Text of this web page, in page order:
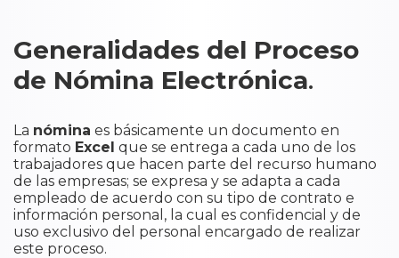
Generalidades del Proceso
de Nómina Electrónica.
La nómina es básicamente un documento en
formato Excel que se entrega a cada uno de los
trabajadores que hacen parte del recurso humano
de las empresas; se expresa y se adapta a cada
empleado de acuerdo con su tipo de contrato e
información personal, la cual es confidencial y de
uso exclusivo del personal encargado de realizar
este proceso.